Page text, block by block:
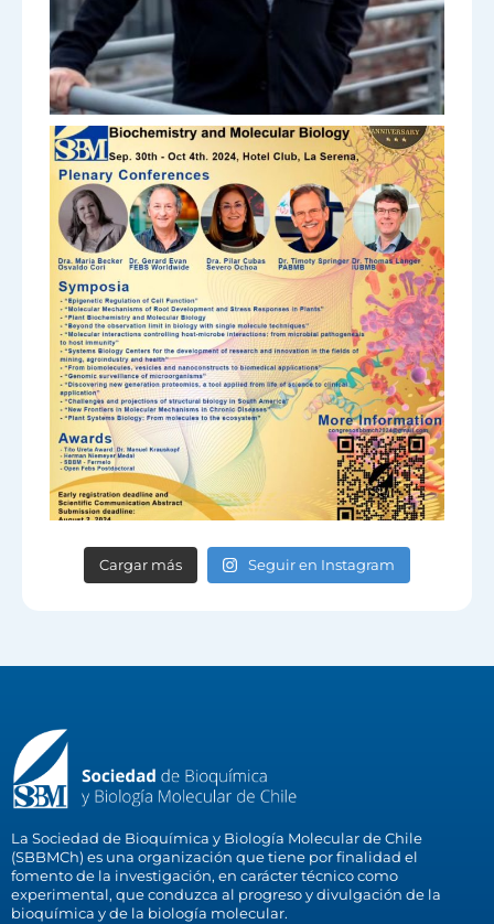
Cargar más Seguir en Instagram
La Sociedad de Bioquímica y Biología Molecular de Chile
(SBBMCh) es una organización que tiene por finalidad el
fomento de la investigación, en carácter técnico como
experimental, que conduzca al progreso y divulgación de la
bioquímica y de la biología molecular.